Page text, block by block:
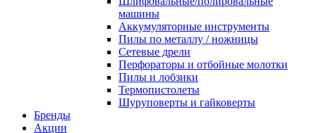
машины
Аккумуляторные инструменты
Пилы по металлу / ножницы
Сетевые дрели
Перфораторы и отбойные молотки
Пилы и лобзики
Термопистолеты
Шуруповерты и гайковерты
Бренды
Акции